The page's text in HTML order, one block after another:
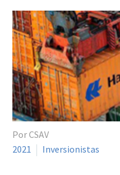
Por CSAV
2021
Inversionistas